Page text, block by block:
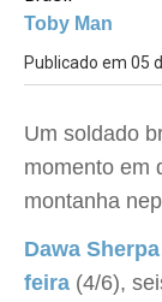
Toby Man
Publicado em 05
Um soldado
momento em
montanha
Dawa
feira (4/6),